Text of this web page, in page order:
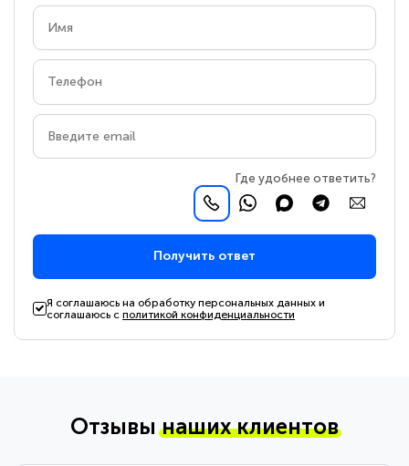
Где удобнее ответить?
Получить ответ
Я соглашаюсь на обработку персональных данных и
соглашаюсь сполитикой конфиденциальности
Отзывынаших клиентов